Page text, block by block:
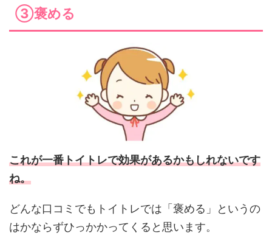
③褒める
これが一番トイトレで効果があるかもしれないです
ね。
どんな口コミでもトイトレでは「褒める」というの
はかならずひっかかってくると思います。